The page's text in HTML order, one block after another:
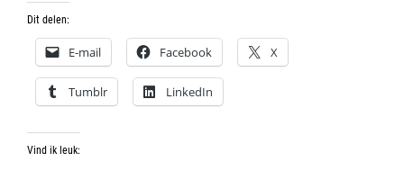
Dit delen:
E-mail Facebook X
Tumblr LinkedIn
Vind ik leuk: